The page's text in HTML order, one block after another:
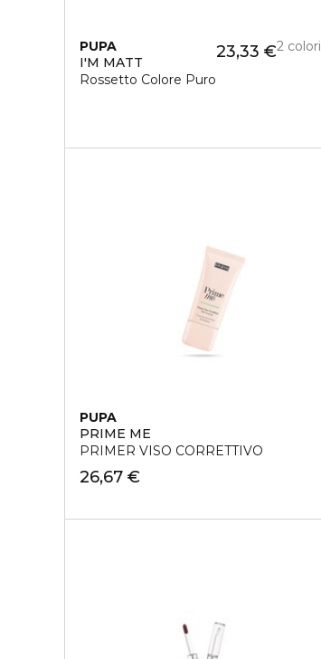
PUPA
I'M MATT
Rossetto Colore Puro
23,33 €2 colori
PUPA
PRIME ME
PRIMER VISO CORRETTIVO
26,67 €